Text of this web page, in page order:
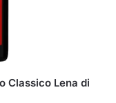
Classico Lena di